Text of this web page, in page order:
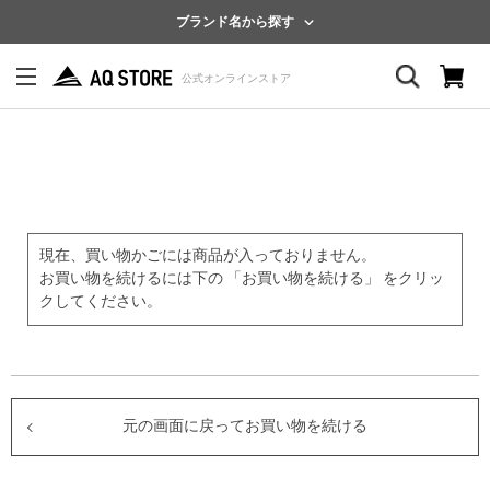
ブランド名から探す
現在、買い物かごには商品が入っておりません。
お買い物を続けるには下の 「お買い物を続ける」 をクリッ
クしてください。
元の画面に戻ってお買い物を続ける